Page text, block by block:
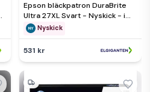
Epson bläckpatron DuraBrite
Ultra 27XL Svart - Nyskick - i
originalförpackning
Nyskick
531 kr